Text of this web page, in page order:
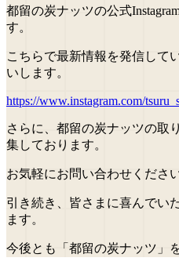
都留の炭ナッツの公式
す。
こちらで最新情報を発信して
いします。
https://www.instagram.com/
さらに、都留の炭ナッツの取
集しております。
お気軽にお問い合わせください
引き続き、皆さまに喜んでい
ます。
今後とも「都留の炭ナッツ」